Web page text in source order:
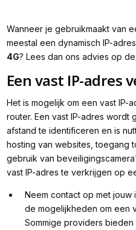
Wanneer je gebruikmaakt van
meestal een dynamisch IP-
4G? Lees dan ons advies op
Een vast IP-adres
Het is mogelijk om een vast IP-
router. Een vast IP-adres wordt
afstand te identificeren en is
hosting van websites, toegang
gebruik van
vast IP-adres te verkrijgen op
Neem contact op met
de mogelijkheden om een
Sommige providers